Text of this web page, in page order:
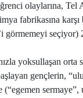
olaylarına,
fabrikasına karşı
seçiyor)
yoksullaşan orta
gençlerin,